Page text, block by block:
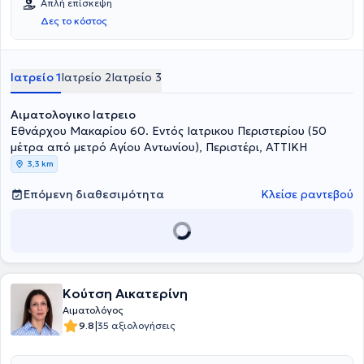
Τεχνολόγων και Νοσηλευτών.
Απλή επίσκεψη
Δες το κόστος
Ιατρείο 1Ιατρείο 2Ιατρείο 3
Αιματολογικο Ιατρειο
Εθνάρχου Μακαρίου 60. Εντός Ιατρικου Περιστερίου (50
μέτρα από μετρό Αγίου Αντωνίου), Περιστέρι, ΑΤΤΙΚΗ
3,3 km
Επόμενη διαθεσιμότητα Κλείσε ραντεβού
Κούτση Αικατερίνη
Αιματολόγος
9.8|35 αξιολογήσεις